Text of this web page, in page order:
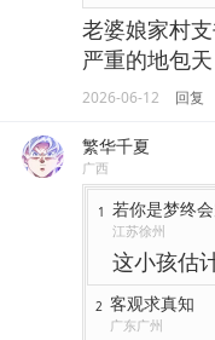
老婆娘家村
严重的地包天
2026-06-12 回复
繁华千夏
广西
1 若你是梦终
江苏徐州
这小孩估
2 客观求真知
广东广州